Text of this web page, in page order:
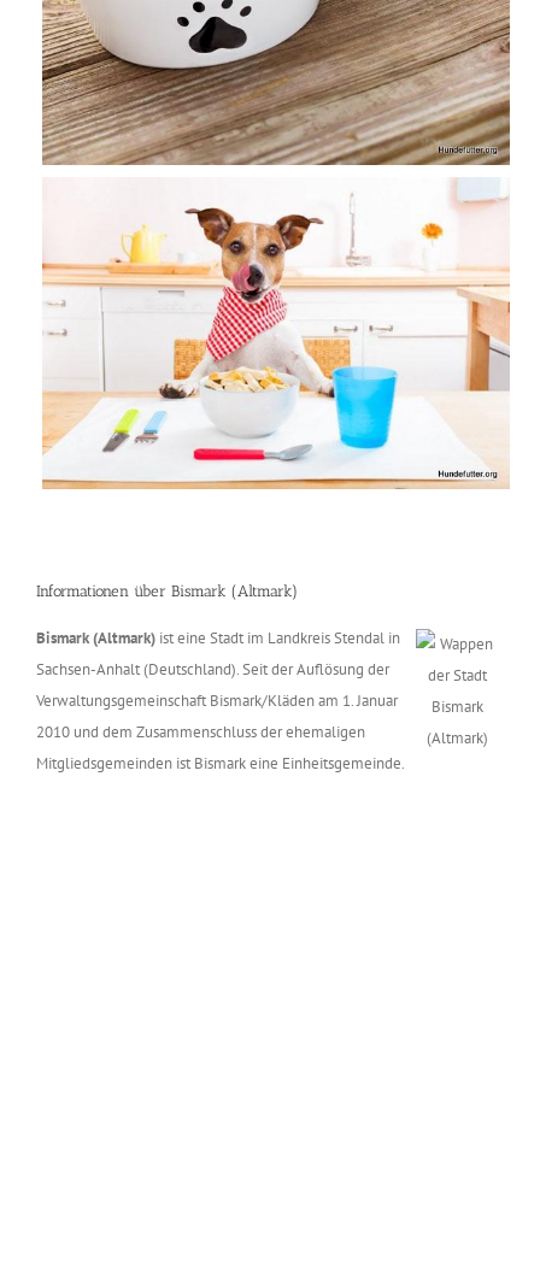
Informationen über Bismark (Altmark)
Bismark (Altmark) ist eine Stadt im Landkreis Stendal in
Sachsen-Anhalt (Deutschland). Seit der Auflösung der
Verwaltungsgemeinschaft Bismark/Kläden am 1. Januar
2010 und dem Zusammenschluss der ehemaligen
Mitgliedsgemeinden ist Bismark eine Einheitsgemeinde.